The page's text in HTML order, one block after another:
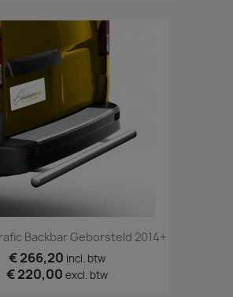
Backbar Geborsteld 2014+
€ 266,20 incl. btw
€ 220,00 excl. btw